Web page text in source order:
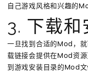
自己游戏风格和兴趣的
3. 下载
一旦找到合适的Mod，
载链接会提供在Mod资
到游戏安装目录的Mod文